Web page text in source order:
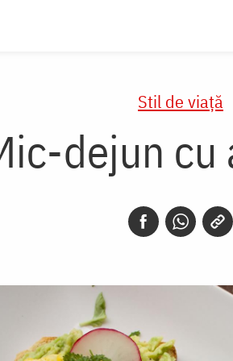
Stil de viaţă
dejun cu